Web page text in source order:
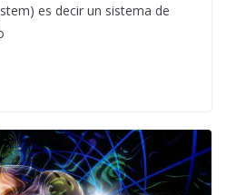
es decir un sistema de